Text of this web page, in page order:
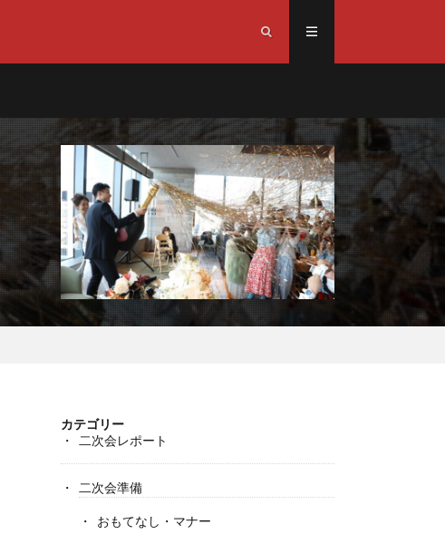
カテゴリー
二次会レポート
二次会準備
おもてなし・マナー